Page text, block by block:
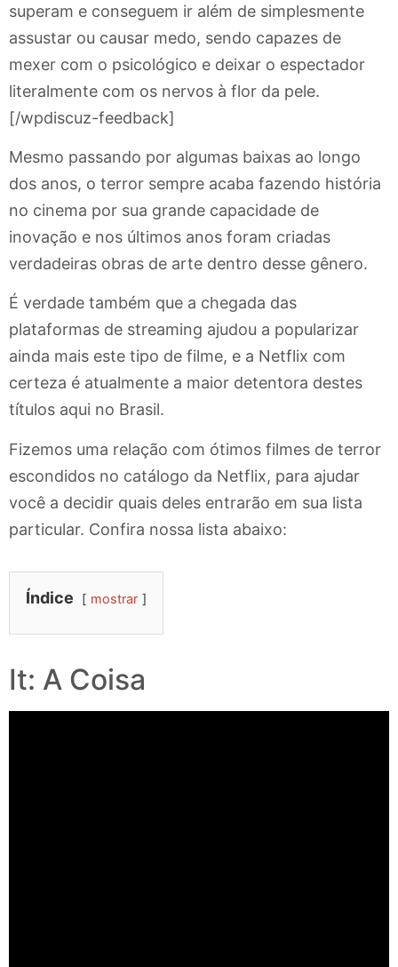
superam e conseguem ir além de simplesmente
assustar ou causar medo, sendo capazes de
mexer com o psicológico e deixar o espectador
literalmente com os nervos à flor da pele.
[/wpdiscuz-feedback]
Mesmo passando por algumas baixas ao longo
dos anos, o terror sempre acaba fazendo história
no cinema por sua grande capacidade de
inovação e nos últimos anos foram criadas
verdadeiras obras de arte dentro desse gênero.
É verdade também que a chegada das
plataformas de streaming ajudou a popularizar
ainda mais este tipo de filme, e a Netflix com
certeza é atualmente a maior detentora destes
títulos aqui no Brasil.
Fizemos uma relação com ótimos filmes de terror
escondidos no catálogo da Netflix, para ajudar
você a decidir quais deles entrarão em sua lista
particular. Confira nossa lista abaixo:
Índice mostrar
It: A Coisa